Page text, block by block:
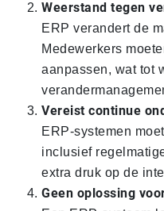
Weerstand tegen
ERP verandert de
Medewerkers
aanpassen, wat tot
Vereist continue
ERP-systemen
inclusief
extra druk op de
Geen oplossing